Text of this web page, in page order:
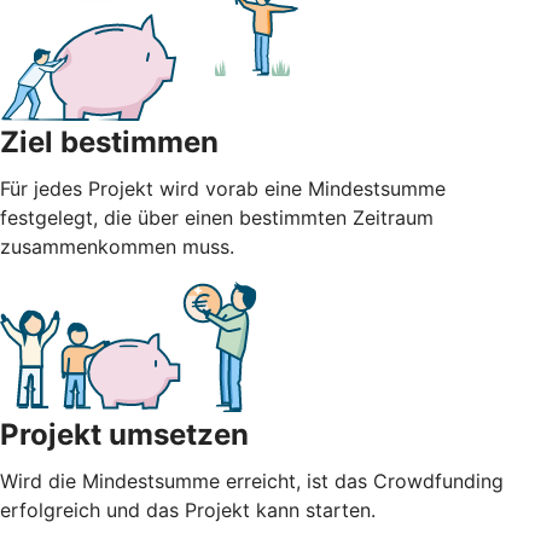
Ziel bestimmen
Für jedes Projekt wird vorab eine Mindestsumme
festgelegt, die über einen bestimmten Zeitraum
zusammenkommen muss.
Projekt umsetzen
Wird die Mindestsumme erreicht, ist das Crowdfunding
erfolgreich und das Projekt kann starten.